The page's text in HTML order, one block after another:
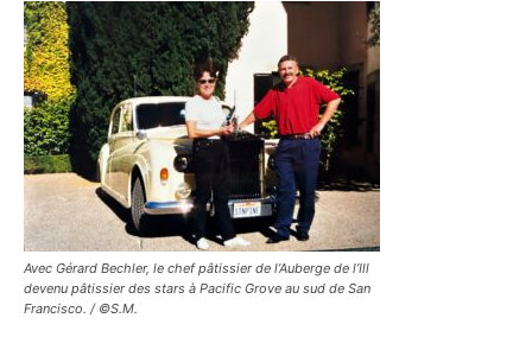
Avec Gérard Bechler, le chef pâtissier de l’Auberge de l’Ill
devenu pâtissier des stars à Pacific Grove au sud de San
Francisco. / ©S.M.